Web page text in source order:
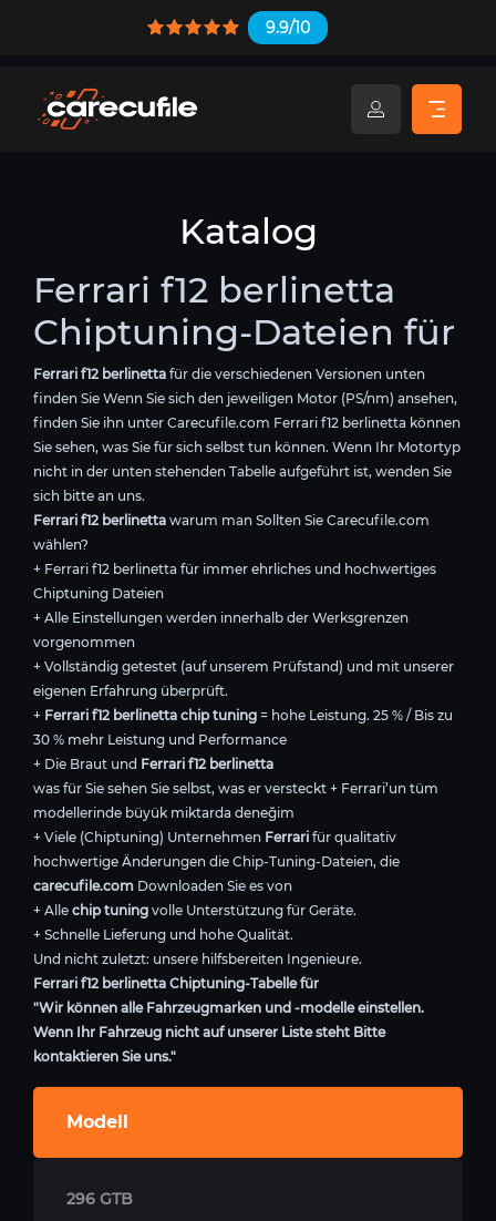
9.9/10
Katalog
Ferrari f12 berlinetta
Chiptuning-Dateien für
Ferrari f12 berlinetta für die verschiedenen Versionen unten
finden Sie Wenn Sie sich den jeweiligen Motor (PS/nm) ansehen,
finden Sie ihn unter Carecufile.com Ferrari f12 berlinetta können
Sie sehen, was Sie für sich selbst tun können. Wenn Ihr Motortyp
nicht in der unten stehenden Tabelle aufgeführt ist, wenden Sie
sich bitte an uns.
Ferrari f12 berlinetta warum man Sollten Sie Carecufile.com
wählen?
+ Ferrari f12 berlinetta für immer ehrliches und hochwertiges
Chiptuning Dateien
+ Alle Einstellungen werden innerhalb der Werksgrenzen
vorgenommen
+ Vollständig getestet (auf unserem Prüfstand) und mit unserer
eigenen Erfahrung überprüft.
+ Ferrari f12 berlinetta chip tuning = hohe Leistung. 25 % / Bis zu
30 % mehr Leistung und Performance
+ Die Braut und Ferrari f12 berlinetta
was für Sie sehen Sie selbst, was er versteckt + Ferrari’un tüm
modellerinde büyük miktarda deneğim
+ Viele (Chiptuning) Unternehmen Ferrari für qualitativ
hochwertige Änderungen die Chip-Tuning-Dateien, die
carecufile.com Downloaden Sie es von
+ Alle chip tuning volle Unterstützung für Geräte.
+ Schnelle Lieferung und hohe Qualität.
Und nicht zuletzt: unsere hilfsbereiten Ingenieure.
Ferrari f12 berlinetta Chiptuning-Tabelle für
"Wir können alle Fahrzeugmarken und -modelle einstellen.
Wenn Ihr Fahrzeug nicht auf unserer Liste steht Bitte
kontaktieren Sie uns."
Modell
296 GTB